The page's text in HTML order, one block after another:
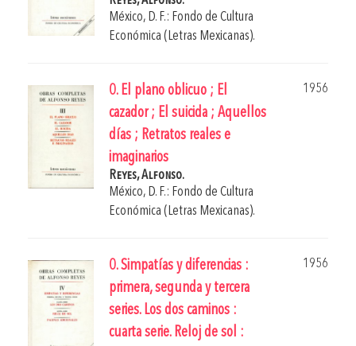
México, D. F.: Fondo de Cultura
Económica (Letras Mexicanas).
0. El plano oblicuo ; El
cazador ; El suicida ; Aquellos
días ; Retratos reales e
imaginarios
1956
Reyes, Alfonso.
México, D. F.: Fondo de Cultura
Económica (Letras Mexicanas).
0. Simpatías y diferencias :
primera, segunda y tercera
series. Los dos caminos :
cuarta serie. Reloj de sol :
1956